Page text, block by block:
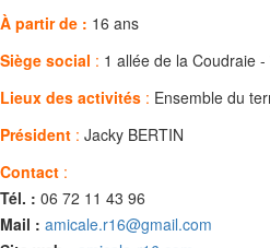
À partir de : 16 ans
Siège social : 1 allée de la Coudraie
Lieux des activités : Ensemble du
Président : Jacky BERTIN
Contact :
Tél. : 06 72 11 43 96
Mail : amicale.r16@gmail.com